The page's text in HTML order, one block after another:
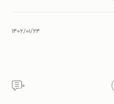
۱۴۰۲/۰۱/۲۴
۰